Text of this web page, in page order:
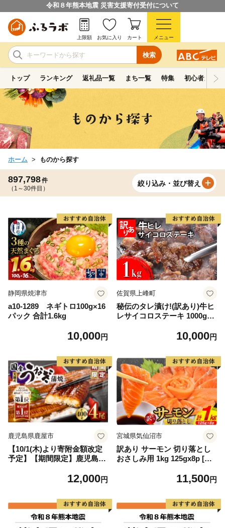
令和８年熊本地震 災害支援寄付受付について
検索
上限額 お気に入り カート メニュー
トップ ランキング 返礼品一覧 まち一覧 特集 初心者ガイド
ホーム ものから探す
897,798件
（1～30件目）
絞り込み・並び替え
静岡県焼津市
a10-1289 ネギトロ100g×16
パック 合計1.6kg
10,000円
佐賀県上峰町
秘伝のタレ漬け!(訳あり)牛ヒ
レサイコロステーキ 1000g
10,000円
鹿児島県鹿屋市
【10/1(木)より寄附金額改定
予定】【期間限定】鹿児島県
12,000円
宮城県気仙沼市
訳あり サーモン 切り落とし
おさしみ用 1kg 125gx8p [足
4313] 魚 魚介類 鮭 お刺し身
介
11,500円